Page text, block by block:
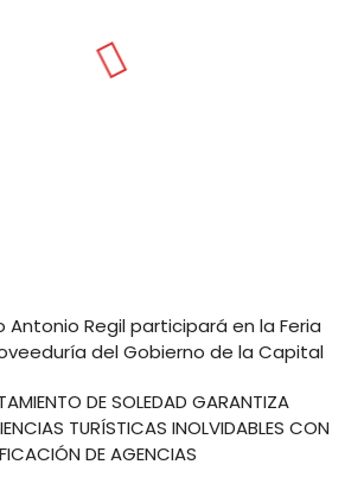
Antonio Regil participará en la Feria
del Gobierno de la Capital
DE SOLEDAD GARANTIZA
TURÍSTICAS INOLVIDABLES CON
DE AGENCIAS